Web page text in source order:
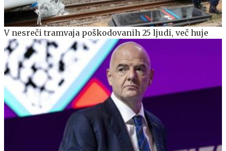
V nesreči tramvaja poškodovanih 25 ljudi, več huje